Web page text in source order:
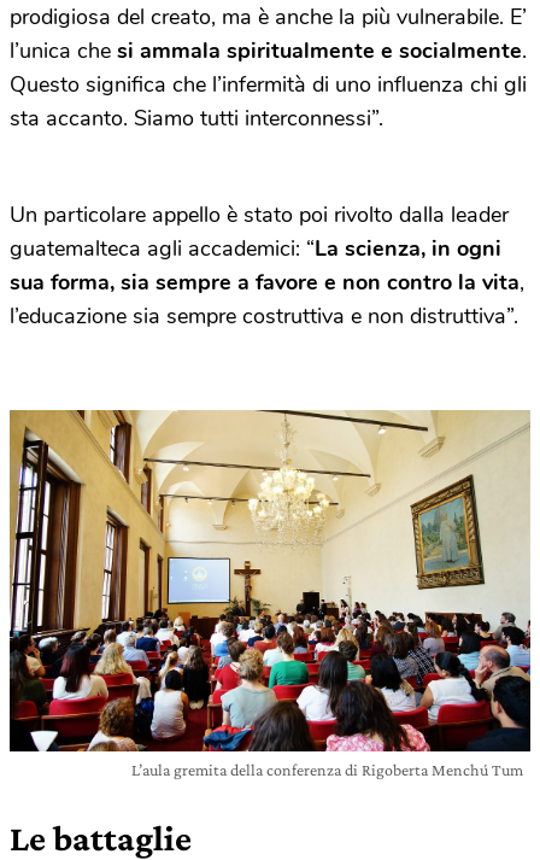
prodigiosa del creato, ma è anche la più vulnerabile. E’
l’unica che si ammala spiritualmente e socialmente.
Questo significa che l’infermità di uno influenza chi gli
sta accanto. Siamo tutti interconnessi”.
Un particolare appello è stato poi rivolto dalla leader
guatemalteca agli accademici: “La scienza, in ogni
sua forma, sia sempre a favore e non contro la vita,
l’educazione sia sempre costruttiva e non distruttiva”.
L’aula gremita della conferenza di Rigoberta Menchú Tum
Le battaglie